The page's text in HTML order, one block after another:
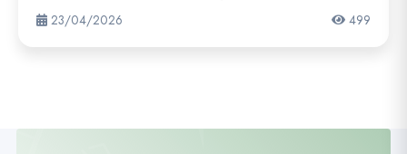
23/04/2026 499